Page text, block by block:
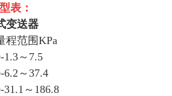
表：
变送器
程范围 KPa
1.3～ 7.5
6.2 ～ 37.4
31.1 ～ 186.8